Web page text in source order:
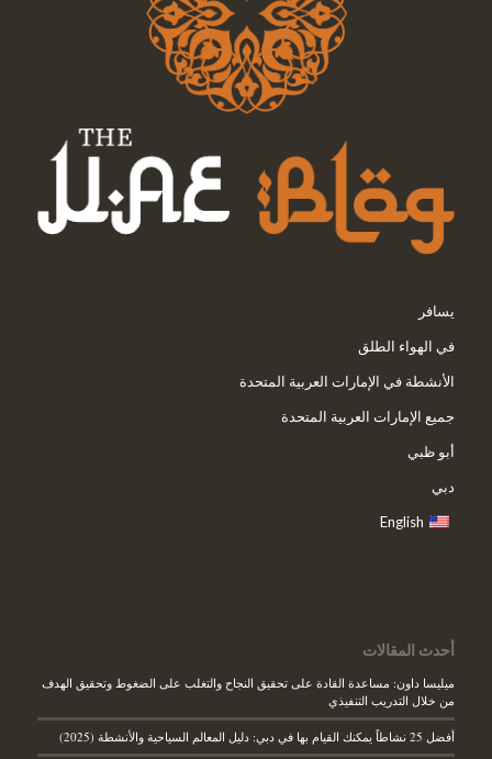
يسافر
في الهواء الطلق
الأنشطة في الإمارات العربية المتحدة
جميع الإمارات العربية المتحدة
أبو ظبي
دبي
English
أحدث المقالات
ميليسا داون: مساعدة القادة على تحقيق النجاح والتغلب على الضغوط وتحقيق الهدف
من خلال التدريب التنفيذي
أفضل 25 نشاطاً يمكنك القيام بها في دبي: دليل المعالم السياحية والأنشطة (2025)